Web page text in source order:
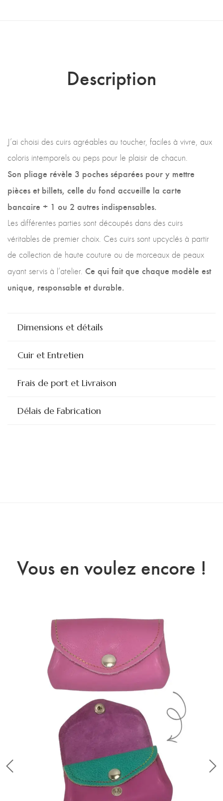
Description
J’ai choisi des cuirs agréables au toucher, faciles à vivre, aux
coloris intemporels ou peps pour le plaisir de chacun.
Son pliage révèle 3 poches séparées pour y mettre
pièces et billets, celle du fond accueille la carte
bancaire + 1 ou 2 autres indispensables.
Les différentes parties sont découpés dans des cuirs
véritables de premier choix. Ces cuirs sont upcyclés à partir
de collection de haute couture ou de morceaux de peaux
ayant servis à l’atelier. Ce qui fait que chaque modèle est
unique, responsable et durable.
Dimensions et détails
Cuir et Entretien
Frais de port et Livraison
Délais de Fabrication
Vous en voulez encore !